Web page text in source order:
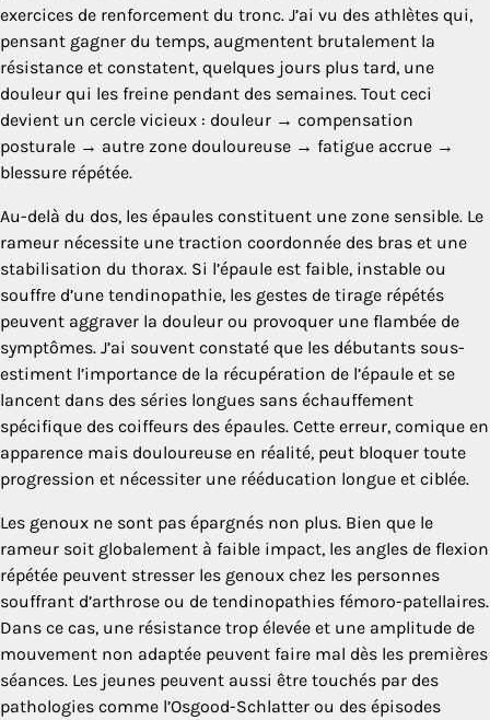
exercices de renforcement du tronc. J’ai vu des athlètes qui,
pensant gagner du temps, augmentent brutalement la
résistance et constatent, quelques jours plus tard, une
douleur qui les freine pendant des semaines. Tout ceci
devient un cercle vicieux : douleur → compensation
posturale → autre zone douloureuse → fatigue accrue →
blessure répétée.
Au-delà du dos, les épaules constituent une zone sensible. Le
rameur nécessite une traction coordonnée des bras et une
stabilisation du thorax. Si l’épaule est faible, instable ou
souffre d’une tendinopathie, les gestes de tirage répétés
peuvent aggraver la douleur ou provoquer une flambée de
symptômes. J’ai souvent constaté que les débutants sous-
estiment l’importance de la récupération de l’épaule et se
lancent dans des séries longues sans échauffement
spécifique des coiffeurs des épaules. Cette erreur, comique en
apparence mais douloureuse en réalité, peut bloquer toute
progression et nécessiter une rééducation longue et ciblée.
Les genoux ne sont pas épargnés non plus. Bien que le
rameur soit globalement à faible impact, les angles de flexion
répétée peuvent stresser les genoux chez les personnes
souffrant d’arthrose ou de tendinopathies fémoro-patellaires.
Dans ce cas, une résistance trop élevée et une amplitude de
mouvement non adaptée peuvent faire mal dès les premières
séances. Les jeunes peuvent aussi être touchés par des
pathologies comme l’Osgood-Schlatter ou des épisodes